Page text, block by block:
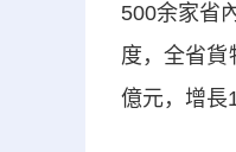
500余家省
度，全省貨
億元，增長